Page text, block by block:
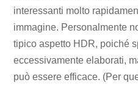
interessanti molto
immagine. Personalmente
tipico aspetto HDR, poiché
eccessivamente elaborati,
può essere efficace. (Per